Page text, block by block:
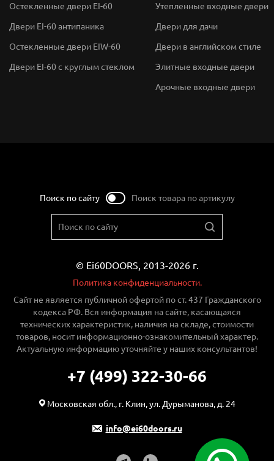
Остекленные двери EI-60
Двери EI-60 антипаника
Остекленные двери EIW-60
Двери EI-60 с круглым стеклом
Утепленные входные двери
Двери для дачи
Двери в английском стиле
Элитные входные двери
Арочные входные двери
Поиск по сайту Поиск товара по артикулу
© Ei60DOORS, 2013-2026 г.
Политика конфиденциальности.
Сайт не является публичной офертой по ст. 437 Гражданского
кодекса РФ. Вся информация на сайте, касающаяся
технических характеристик, наличия на складе, стоимости
товаров, носит информационно-ознакомительный характер.
Актуальную информацию уточняйте у наших консультантов!
+7 (499) 322-30-66
Московская обл., г. Клин, ул. Дурыманова, д. 24
info@ei60doors.ru